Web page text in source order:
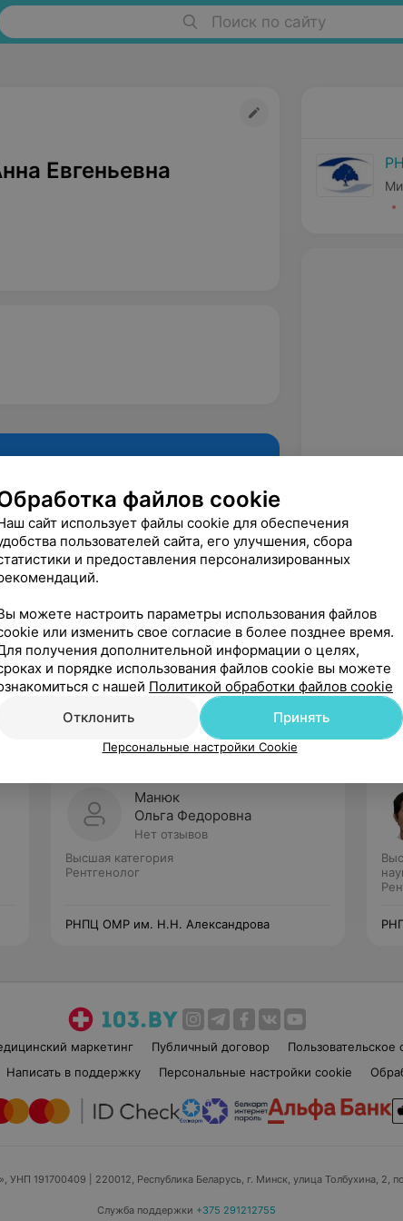
Поиск по сайту
Евгеньевна
Рекомендую
Манюк
Ольга Федоровна
Нет отзывов
Высшая категория
Рентгенолог
РНПЦ ОМР им. Н.Н. Александрова
маркетинг Публичный договор Пользовательское
Написать в поддержку Персональные настройки cookie
УНП 191700409 | 220012, Республика Беларусь, г. Минск, улица Толбухина, 2,
Служба поддержки +375 291212755
файлов cookie
сайт использует файлы cookie для обеспечения
пользователей сайта, его улучшения, сбора
и предоставления персонализированных
можете настроить параметры использования файлов
или изменить свое согласие в более позднее время.
получения дополнительной информации о целях,
и порядке использования файлов cookie вы можете
с нашей Политикой обработки файлов cookie
Отклонить
Принять
Персональные настройки Cookie